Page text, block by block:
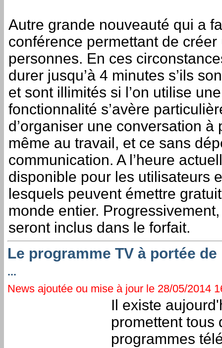
Autre grande nouveauté qui a
conférence permettant de
personnes. En ces
durer jusqu’à 4 minutes s’ils
et sont illimités si l’on utilise
fonctionnalité s’avère
d’organiser une conversation
même au travail, et ce sans
communication. A l’heure
disponible pour les utilisateurs
lesquels peuvent émettre
monde entier.
seront inclus dans le forfait.
Le programme TV à portée
...
News ajoutée ou mise à jour le 28/05/2014
Il existe
promettent tous
programmes